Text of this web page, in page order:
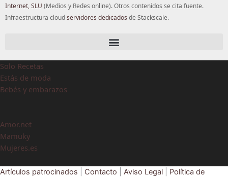
Internet, SLU (Medios y Redes online). Otros contenidos se cita fuente.
Infraestructura cloudservidores dedicados de Stackscale.
Solo Recetas
Estás de moda
Bebés y embarazos
Amor.net
Mamuky
Mujeres.es
Artículos patrocinados Contacto Aviso Legal
Política de